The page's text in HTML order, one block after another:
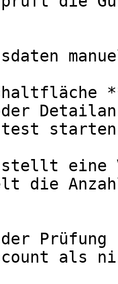
stellt eine
die
Prüfung
als